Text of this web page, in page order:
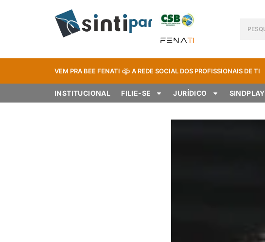
VEM PRA BEE FENATI A REDE SOCIAL DOS PROFISSIONAIS DE TI
INSTITUCIONAL FILIE-SE JURÍDICO SINDPLAY